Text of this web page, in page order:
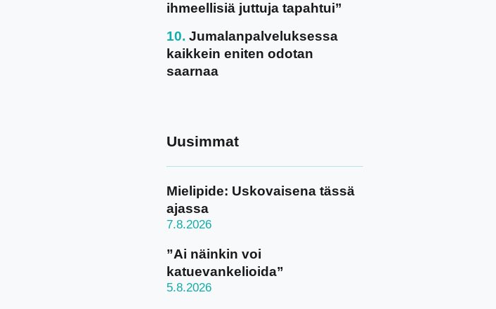
ihmeellisiä juttuja tapahtui”
Jumalanpalveluksessa
kaikkein eniten odotan
saarnaa
Uusimmat
Mielipide: Uskovaisena tässä
ajassa
7.8.2026
”Ai näinkin voi
katuevankelioida”
5.8.2026